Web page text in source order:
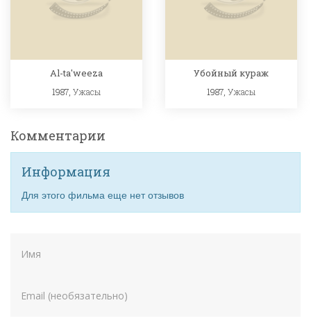
Al-ta'weeza
1987, Ужасы
Убойный кураж
1987,Ужасы
Комментарии
Информация
Для этого фильма еще нет отзывов